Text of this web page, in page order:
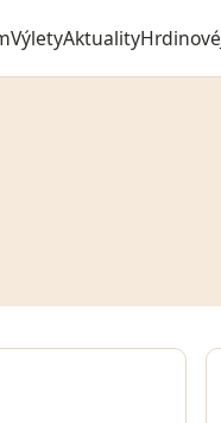
VýletyAktualityHrdinové